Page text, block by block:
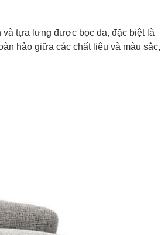
và tựa lưng được bọc da, đặc biệt là
hảo giữa các chất liệu và màu sắc,